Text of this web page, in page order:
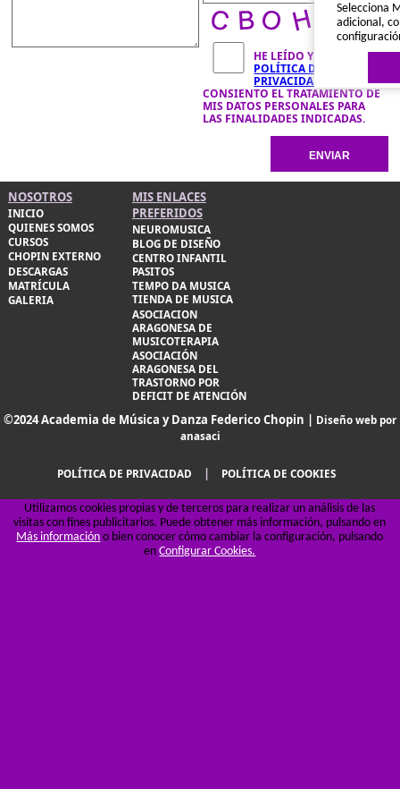
HE LEÍDO Y ACEPTO LA
POLÍTICA DE
PRIVACIDAD
CONSIENTO EL TRATAMIENTO DE
MIS DATOS PERSONALES PARA
LAS FINALIDADES INDICADAS.
NOSOTROS
INICIO
QUIENES SOMOS
CURSOS
CHOPIN EXTERNO
DESCARGAS
MATRÍCULA
GALERIA
MIS ENLACES
PREFERIDOS
NEUROMUSICA
BLOG DE DISEÑO
CENTRO INFANTIL
PASITOS
TEMPO DA MUSICA
TIENDA DE MUSICA
ASOCIACION
ARAGONESA DE
MUSICOTERAPIA
ASOCIACIÓN
ARAGONESA DEL
TRASTORNO POR
DEFICIT DE ATENCIÓN
©2024 Academia de Música y Danza Federico Chopin | Diseño web por
anasaci
POLÍTICA DE PRIVACIDAD POLÍTICA DE COOKIES
Selecciona
adicional,
Utilizamos cookies propias y de terceros para realizar un análisis de las
visitas con fines publicitarios. Puede obtener más información, pulsando en
Más información o bien conocer cómo cambiar la configuración, pulsando
enConfigurar Cookies.